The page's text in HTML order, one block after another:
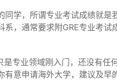
学，所谓专业考试成绩就是
，通常要求附GRE专业考
专业领域刚入门，还没有任
意申请海外大学，建议及